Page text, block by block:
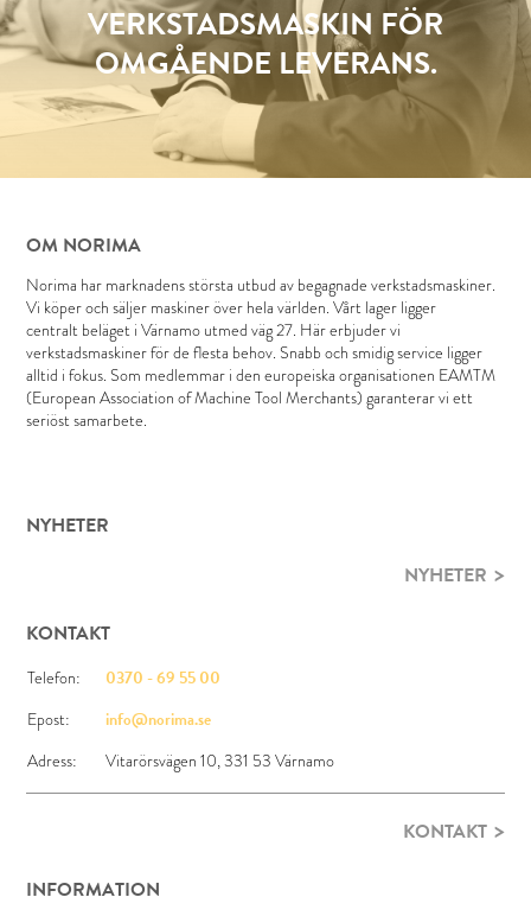
VERKSTADSMASKIN FÖR
OMGÅENDE LEVERANS.
OM NORIMA
Norima har marknadens största utbud av begagnade verkstadsmaskiner.
Vi köper och säljer maskiner över hela världen. Vårt lager ligger
centralt beläget i Värnamo utmed väg 27. Här erbjuder vi
verkstadsmaskiner för de flesta behov. Snabb och smidig service ligger
alltid i fokus. Som medlemmar i den europeiska organisationen EAMTM
(European Association of Machine Tool Merchants) garanterar vi ett
seriöst samarbete.
NYHETER
NYHETER
KONTAKT
Telefon: 0370 - 69 55 00
Epost: info@norima.se
Adress: Vitarörsvägen 10, 331 53 Värnamo
KONTAKT
INFORMATION